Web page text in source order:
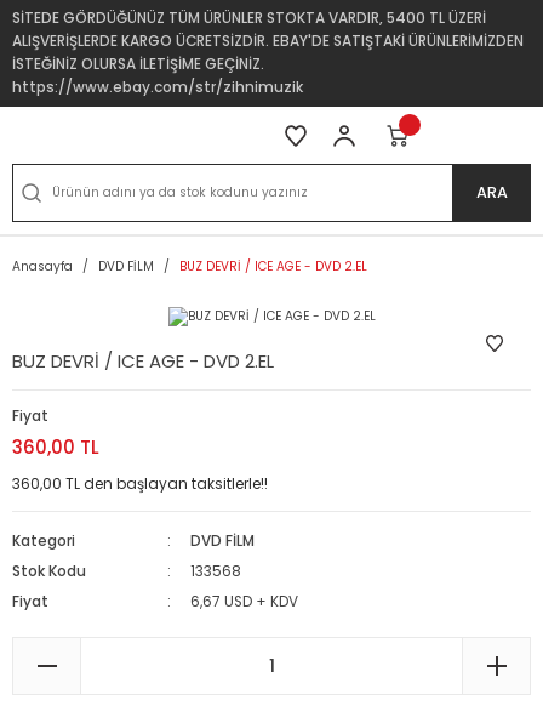
SİTEDE GÖRDÜĞÜNÜZ TÜM ÜRÜNLER STOKTA VARDIR, 5400 TL ÜZERİ
ALIŞVERİŞLERDE KARGO ÜCRETSİZDİR. EBAY'DE SATIŞTAKİ ÜRÜNLERİMİZDEN
İSTEĞİNİZ OLURSA İLETİŞİME GEÇİNİZ.
https://www.ebay.com/str/zihnimuzik
ARA
Anasayfa DVD FİLM BUZ DEVRİ / ICE AGE - DVD 2.EL
BUZ DEVRİ / ICE AGE - DVD 2.EL
Fiyat
360,00 TL
360,00 TL den başlayan taksitlerle!!
Kategori
DVD FİLM
Stok Kodu
133568
Fiyat
6,67 USD + KDV